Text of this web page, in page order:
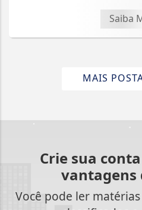
Saiba
MAIS
Crie sua
vantagens
Você pode ler